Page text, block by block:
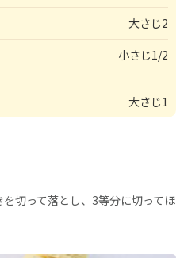
大さじ2
小さじ1/2
大さじ1
切って落とし、3等分に切ってほ